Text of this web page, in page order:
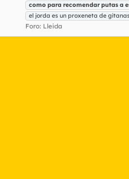
como para recomendar putas a
el jorda es un proxeneta de
Foro: Lleida